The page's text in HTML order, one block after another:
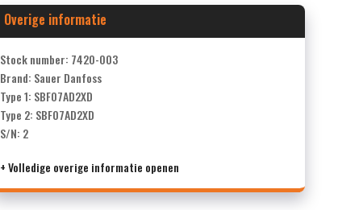
Overige informatie
Stock number: 7420-003
Brand: Sauer Danfoss
Type 1: SBF07AD2XD
Type 2: SBF07AD2XD
S/N: 2
+ Volledige overige informatie openen